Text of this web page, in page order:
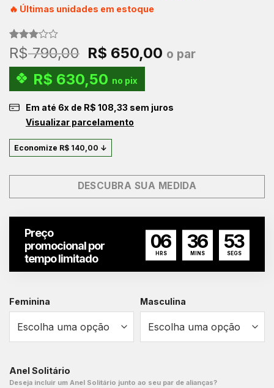
🔥 Últimas unidades em estoque
Avaliado
como
3.00
de 5,
em
1
avaliação
R$790,00 O
preço
original
era:
R$ 790,00.
R$ 650,00 O
R$ 650,00.
o par
R$ 630,50 no pix
Em até 6x de R$ 108,33 sem juros
Visualizar parcelamento
Economize R$ 140,00 ↓
DESCUBRA SUA MEDIDA
Preço
promocional por
tempo limitado
06
HRS
36
MINS
52
SEGS
Feminina Masculina
Anel Solitário
Deseja incluir um Anel Solitário junto ao seu par de alianças?